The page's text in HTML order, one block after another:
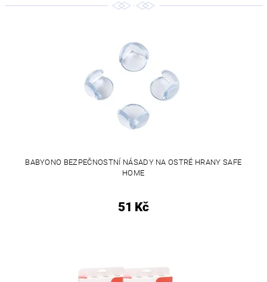
BABYONO BEZPEČNOSTNÍ NÁSADY NA OSTRÉ HRANY SAFE
HOME
51 Kč